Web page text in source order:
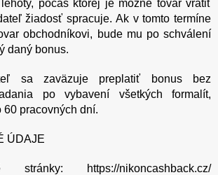
počas ktorej je možné tovar vrátiť
žiadosť spracuje. Ak v tomto termíne
obchodníkovi, bude mu po schválení
daný bonus.
sa zaväzuje preplatiť bonus bez
po vybavení všetkých formalít,
60 pracovných dní.
ÚDAJE
https://nikoncashback.cz/